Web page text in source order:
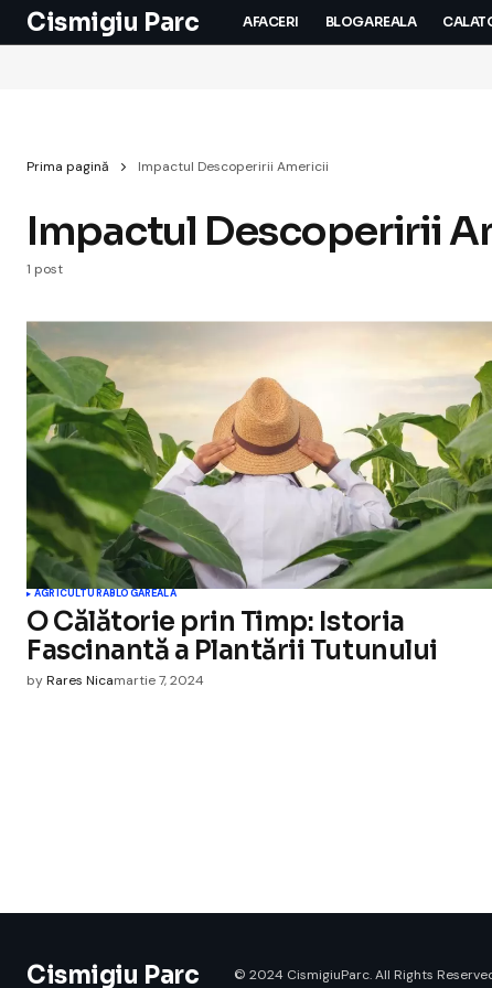
Cismigiu Parc AFACERI BLOGAREALA
Prima pagină Impactul Descoperirii Americii
Impactul Descoperirii
1 post
AGRICULTURABLOGAREALA
O Călătorie prin Timp: Istoria
Fascinantă a Plantării Tutunului
byRares Nicamartie 7, 2024
Cismigiu Parc © 2024 CismigiuParc. All Rights